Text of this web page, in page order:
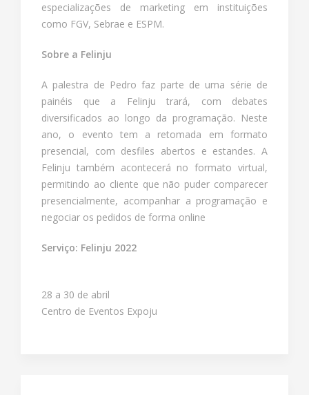
especializações de marketing em instituições
como FGV, Sebrae e ESPM.
Sobre a Felinju
A palestra de Pedro faz parte de uma série de
painéis que a Felinju trará, com debates
diversificados ao longo da programação. Neste
ano, o evento tem a retomada em formato
presencial, com desfiles abertos e estandes. A
Felinju também acontecerá no formato virtual,
permitindo ao cliente que não puder comparecer
presencialmente, acompanhar a programação e
negociar os pedidos de forma online
Serviço: Felinju 2022
28 a 30 de abril
Centro de Eventos Expoju